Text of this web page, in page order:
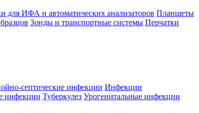
для ИФА и автоматических анализаторов Планшеты
Зонды и транспортные системы Перчатки
септические инфекции Инфекции
инфекции Туберкулез Урогенитальные инфекции